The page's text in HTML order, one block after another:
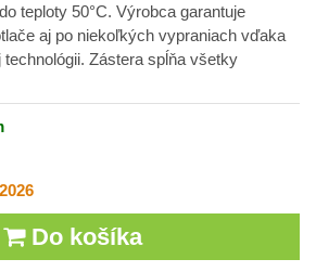
teploty 50°C. Výrobca garantuje
aj po niekoľkých vypraniach vďaka
Zástera spĺňa všetky
Do košíka